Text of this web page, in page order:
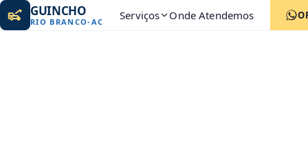
GUINCHO
RIO BRANCO-AC Serviços Onde Atendemos